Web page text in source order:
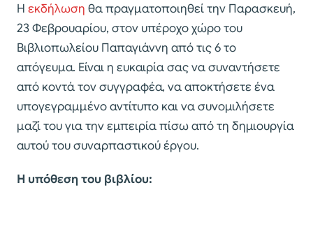
Η εκδήλωση θα πραγματοποιηθεί την Παρασκευή,
23 Φεβρουαρίου, στον υπέροχο χώρο του
Βιβλιοπωλείου Παπαγιάννη από τις 6 το
απόγευμα. Είναι η ευκαιρία σας να συναντήσετε
από κοντά τον συγγραφέα, να αποκτήσετε ένα
υπογεγραμμένο αντίτυπο και να συνομιλήσετε
μαζί του για την εμπειρία πίσω από τη δημιουργία
αυτού του συναρπαστικού έργου.
Η υπόθεση του βιβλίου: